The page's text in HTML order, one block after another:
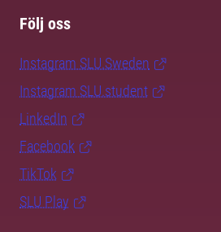
Följ oss
Instagram SLU.Sweden
Instagram SLU.student
LinkedIn
Facebook
TikTok
SLU Play